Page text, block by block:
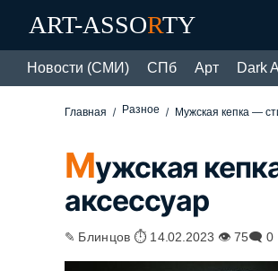
ART-ASSORTY
Новости (СМИ) СПб Арт Dark
Главная Разное Мужская кепка —
Мужская
аксессуар
✎ Блинцов ⏱ 14.02.2023 👁 75🗨 0